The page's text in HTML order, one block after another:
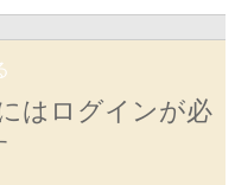
はログインが必